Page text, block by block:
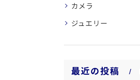
カメラ
ジュエリー
最近の投稿